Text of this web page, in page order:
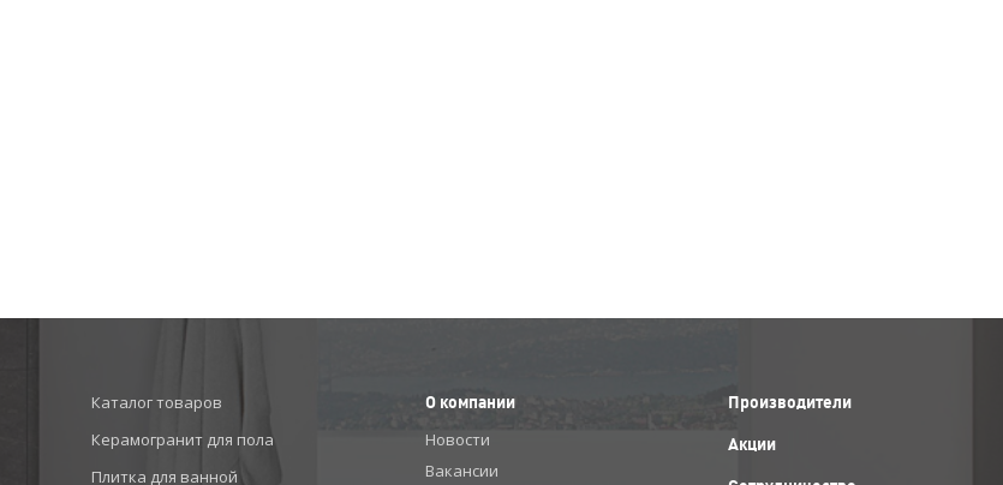
Каталог товаров
Керамогранит для пола
Плитка для ванной
О компании
Новости
Вакансии
Производители
Акции